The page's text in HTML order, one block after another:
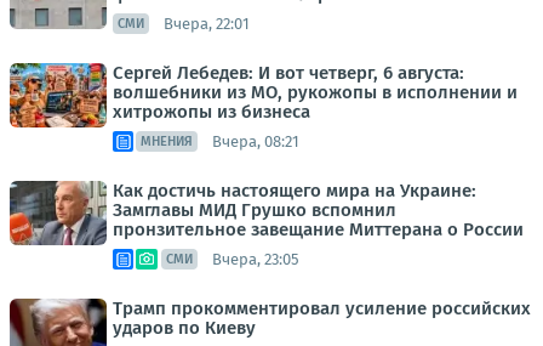
СМИ Вчера, 22:01
Сергей Лебедев: И вот четверг, 6 августа:
волшебники из МО, рукожопы в исполнении и
хитрожопы из бизнеса
МНЕНИЯ Вчера, 08:21
Как достичь настоящего мира на Украине:
Замглавы МИД Грушко вспомнил
пронзительное завещание Миттерана о России
СМИ Вчера, 23:05
Трамп прокомментировал усиление российских
ударов по Киеву